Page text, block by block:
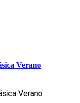
Verano
Verano